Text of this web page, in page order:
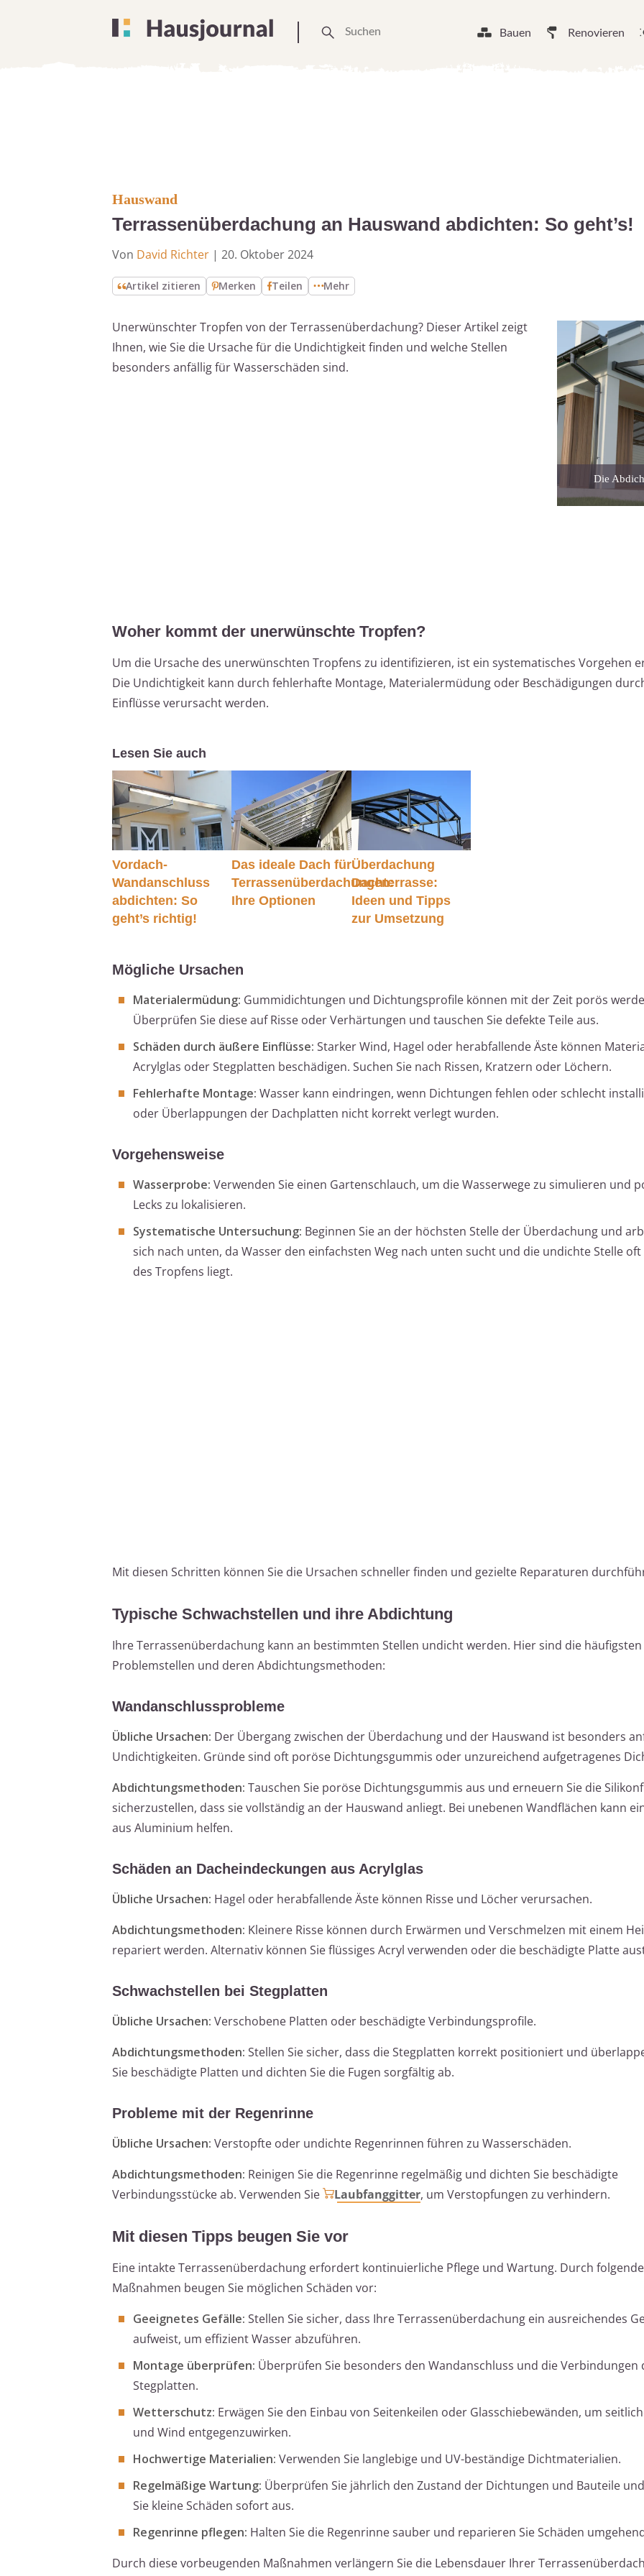
Bauen Renovieren
Hauswand
Terrassenüberdachung an Hauswand abdichten: So geht’s!
Von David Richter | 20. Oktober 2024
Artikel zitieren Merken Teilen Mehr
Unerwünschter Tropfen von der Terrassenüberdachung? Dieser Artikel zeigt
Ihnen, wie Sie die Ursache für die Undichtigkeit finden und welche Stellen
besonders anfällig für Wasserschäden sind.
Die
Woher kommt der unerwünschte Tropfen?
Um die Ursache des unerwünschten Tropfens zu identifizieren, ist ein systematisches Vorgehen
Die Undichtigkeit kann durch fehlerhafte Montage, Materialermüdung oder Beschädigungen
Einflüsse verursacht werden.
Lesen Sie auch
Vordach-
Wandanschluss
abdichten: So
geht’s richtig!
Das ideale Dach für
Terrassenüberdachungen:
Ihre Optionen
Überdachung
Dachterrasse:
Ideen und Tipps
zur Umsetzung
Mögliche Ursachen
Materialermüdung: Gummidichtungen und Dichtungsprofile können mit der Zeit porös
Überprüfen Sie diese auf Risse oder Verhärtungen und tauschen Sie defekte Teile aus.
Schäden durch äußere Einflüsse: Starker Wind, Hagel oder herabfallende Äste können
Acrylglas oder Stegplatten beschädigen. Suchen Sie nach Rissen, Kratzern oder Löchern.
Fehlerhafte Montage: Wasser kann eindringen, wenn Dichtungen fehlen oder schlecht
oder Überlappungen der Dachplatten nicht korrekt verlegt wurden.
Vorgehensweise
Wasserprobe: Verwenden Sie einen Gartenschlauch, um die Wasserwege zu simulieren und
Lecks zu lokalisieren.
Systematische Untersuchung: Beginnen Sie an der höchsten Stelle der Überdachung und
sich nach unten, da Wasser den einfachsten Weg nach unten sucht und die undichte Stelle
des Tropfens liegt.
Mit diesen Schritten können Sie die Ursachen schneller finden und gezielte Reparaturen
Typische Schwachstellen und ihre Abdichtung
Ihre Terrassenüberdachung kann an bestimmten Stellen undicht werden. Hier sind die häufigsten
Problemstellen und deren Abdichtungsmethoden:
Wandanschlussprobleme
Übliche Ursachen: Der Übergang zwischen der Überdachung und der Hauswand ist besonders
Undichtigkeiten. Gründe sind oft poröse Dichtungsgummis oder unzureichend aufgetragenes
Abdichtungsmethoden: Tauschen Sie poröse Dichtungsgummis aus und erneuern Sie die
sicherzustellen, dass sie vollständig an der Hauswand anliegt. Bei unebenen Wandflächen kann
aus Aluminium helfen.
Schäden an Dacheindeckungen aus Acrylglas
Übliche Ursachen: Hagel oder herabfallende Äste können Risse und Löcher verursachen.
Abdichtungsmethoden: Kleinere Risse können durch Erwärmen und Verschmelzen mit einem
repariert werden. Alternativ können Sie flüssiges Acryl verwenden oder die beschädigte Platte
Schwachstellen bei Stegplatten
Übliche Ursachen: Verschobene Platten oder beschädigte Verbindungsprofile.
Abdichtungsmethoden: Stellen Sie sicher, dass die Stegplatten korrekt positioniert und
Sie beschädigte Platten und dichten Sie die Fugen sorgfältig ab.
Probleme mit der Regenrinne
Übliche Ursachen: Verstopfte oder undichte Regenrinnen führen zu Wasserschäden.
Abdichtungsmethoden: Reinigen Sie die Regenrinne regelmäßig und dichten Sie beschädigte
Verbindungsstücke ab. Verwenden Sie
Laubfanggitter, um Verstopfungen zu verhindern.
Mit diesen Tipps beugen Sie vor
Eine intakte Terrassenüberdachung erfordert kontinuierliche Pflege und Wartung. Durch folgende
Maßnahmen beugen Sie möglichen Schäden vor:
Geeignetes Gefälle: Stellen Sie sicher, dass Ihre Terrassenüberdachung ein ausreichendes
aufweist, um effizient Wasser abzuführen.
Montage überprüfen: Überprüfen Sie besonders den Wandanschluss und die Verbindungen
Stegplatten.
Wetterschutz: Erwägen Sie den Einbau von Seitenkeilen oder Glasschiebewänden, um
und Wind entgegenzuwirken.
Hochwertige Materialien: Verwenden Sie langlebige und UV-beständige Dichtmaterialien.
Regelmäßige Wartung: Überprüfen Sie jährlich den Zustand der Dichtungen und Bauteile
Sie kleine Schäden sofort aus.
Regenrinne pflegen: Halten Sie die Regenrinne sauber und reparieren Sie Schäden
Durch diese vorbeugenden Maßnahmen verlängern Sie die Lebensdauer Ihrer